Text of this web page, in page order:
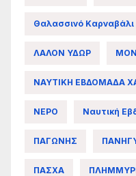
Θαλασσινό Καρναβάλι
ΛΑΛΟΝ ΥΔΩΡ
ΝΑΥΤΙΚΗ ΕΒΔΟΜΑΔΑ
ΝΕΡΟ Ναυτική
ΠΑΓΩΝΗΣ
ΠΑΣΧΑ